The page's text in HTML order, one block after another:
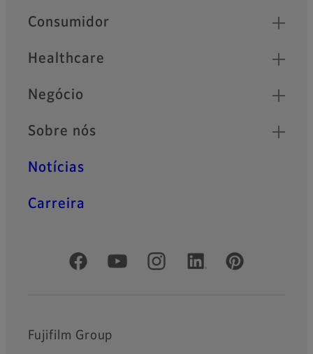
Quick Links
Consumidor
Healthcare
Negócio
Sobre nós
Notícias
Carreira
Redes Sociais Oficiais
Fujifilm Group